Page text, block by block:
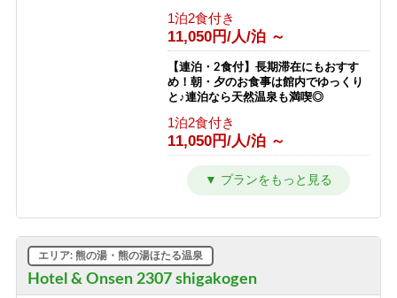
【南館】【朝食付】連泊プラン / 焼額
山スキー場が目の前！小学生までリフ
ト券無料♪
朝食のみ
【南館】【夕朝食付】連泊プラン / 焼
額山スキー場が目の前！小学生までリ
フト券無料♪
16,792円/人/泊 ～
【西館】【室料】バリューレート / 焼
額山スキー場が目の前！小学生までリ
フト券無料♪
イル参加者限定プラン！お食事はオプ
ションで選択可能！
素泊まり
8,500円/人/泊 ～
1泊2食付き
11,050円/人/泊 ～
【連泊・2食付】長期滞在にもおすす
め！朝・夕のお食事は館内でゆっくり
と♪連泊なら天然温泉も満喫◎
1泊2食付き
11,050円/人/泊 ～
【2食付】お食事はゆっくり館内でお
楽しみ頂けるスタンダード2食！北ア
12,050円/人/泊 ～
【夕食付】早朝に出発される方はこち
ら！北アルプスを望む露天風呂付き♪
Hotel & Onsen 2307 shigakogen
エリア: 熊の湯・熊の湯ほたる温泉